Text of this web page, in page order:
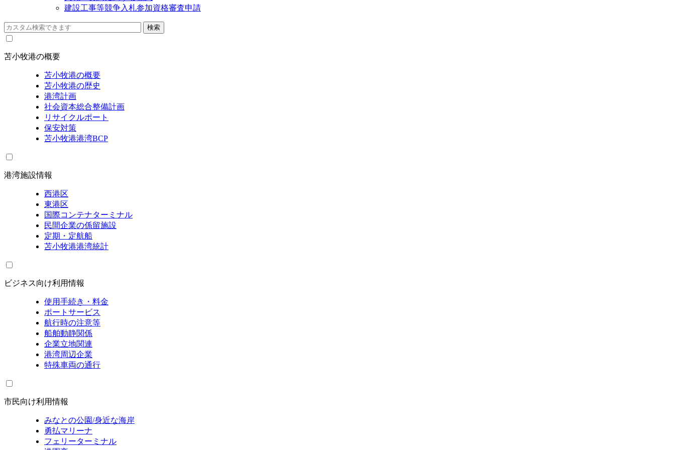
建設工事等競争入札参加資格審査申請
苫小牧港の概要
苫小牧港の概要
苫小牧港の歴史
港湾計画
社会資本総合整備計画
リサイクルポート
保安対策
苫小牧港港湾BCP
港湾施設情報
西港区
東港区
国際コンテナターミナル
民間企業の係留施設
定期・定航船
苫小牧港港湾統計
ビジネス向け利用情報
使用手続き・料金
ポートサービス
航行時の注意等
船舶動静関係
企業立地関連
港湾周辺企業
特殊車両の通行
市民向け利用情報
みなとの公園/身近な海岸
勇払マリーナ
フェリーターミナル